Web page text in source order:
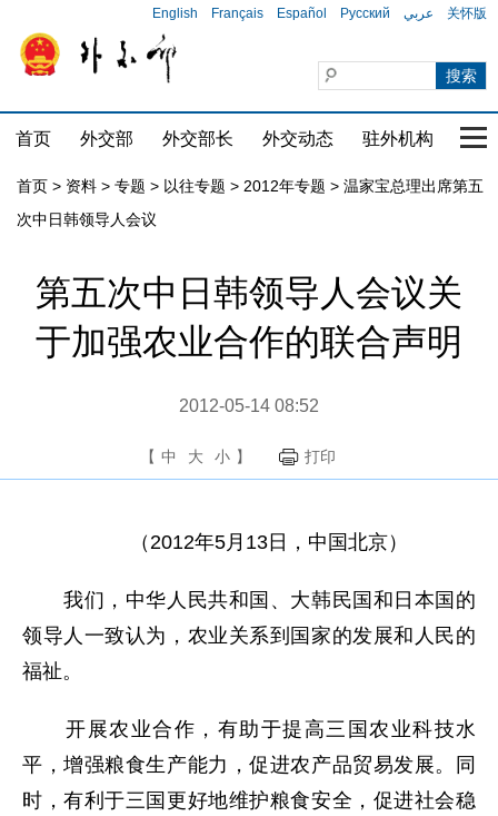
English Français Español Русский عربي 关怀版
首页 外交部 外交部长 外交动态 驻外机构 国
首页 > 资料 > 专题 > 以往专题 > 2012年专题 > 温家宝总理出席第五
次中日韩领导人会议
第五次中日韩领导人会议关
于加强农业合作的联合声明
2012-05-14 08:52
【 中 大 小 】 打印
（2012年5月13日，中国北京）
我们，中华人民共和国、大韩民国和日本国的
领导人一致认为，农业关系到国家的发展和人民的
福祉。
开展农业合作，有助于提高三国农业科技水
平，增强粮食生产能力，促进农产品贸易发展。同
时，有利于三国更好地维护粮食安全，促进社会稳